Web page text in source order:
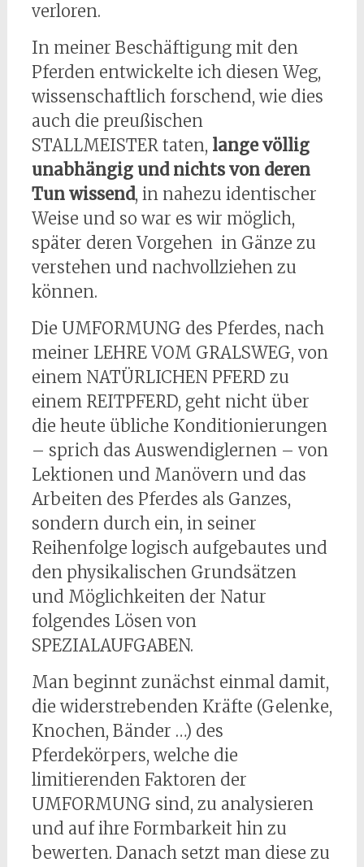
verloren.
In meiner Beschäftigung mit den
Pferden entwickelte ich diesen Weg,
wissenschaftlich forschend, wie dies
auch die preußischen
STALLMEISTER taten, lange völlig
unabhängig und nichts von deren
Tun wissend, in nahezu identischer
Weise und so war es wir möglich,
später deren Vorgehen in Gänze zu
verstehen und nachvollziehen zu
können.
Die UMFORMUNG des Pferdes, nach
meiner LEHRE VOM GRALSWEG, von
einem NATÜRLICHEN PFERD zu
einem REITPFERD, geht nicht über
die heute übliche Konditionierungen
– sprich das Auswendiglernen – von
Lektionen und Manövern und das
Arbeiten des Pferdes als Ganzes,
sondern durch ein, in seiner
Reihenfolge logisch aufgebautes und
den physikalischen Grundsätzen
und Möglichkeiten der Natur
folgendes Lösen von
SPEZIALAUFGABEN.
Man beginnt zunächst einmal damit,
die widerstrebenden Kräfte (Gelenke,
Knochen, Bänder …) des
Pferdekörpers, welche die
limitierenden Faktoren der
UMFORMUNG sind, zu analysieren
und auf ihre Formbarkeit hin zu
bewerten. Danach setzt man diese zu